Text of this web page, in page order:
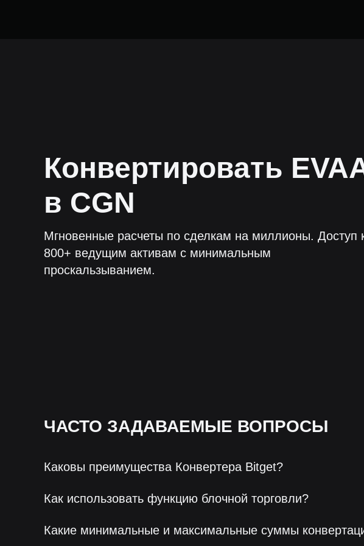
Конвертировать
в CGN
Мгновенные расчеты по сделкам на миллионы. Доступ
800+ ведущим активам с минимальным
проскальзыванием.
ЧАСТО ЗАДАВАЕМЫЕ ВОПРОСЫ
Каковы преимущества Конвертера Bitget?
Как использовать функцию блочной торговли?
Какие минимальные и максимальные суммы